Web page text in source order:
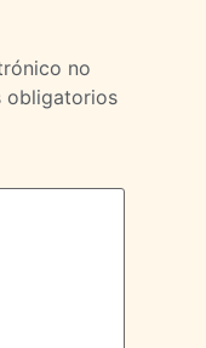
no
obligatorios